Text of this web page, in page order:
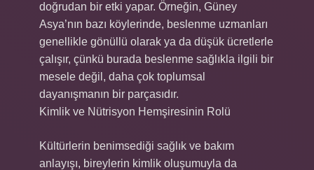
doğrudan bir etki yapar. Örneğin, Güney
Asya’nın bazı köylerinde, beslenme uzmanları
genellikle gönüllü olarak ya da düşük ücretlerle
çalışır, çünkü burada beslenme sağlıkla ilgili bir
mesele değil, daha çok toplumsal
dayanışmanın bir parçasıdır.
Kimlik ve Nütrisyon Hemşiresinin Rolü
Kültürlerin benimsediği sağlık ve bakım
anlayışı, bireylerin kimlik oluşumuyla da